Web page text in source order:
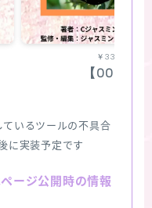
￥330
【002】
いるツールの不具合
に実装予定です
ージ公開時の情報